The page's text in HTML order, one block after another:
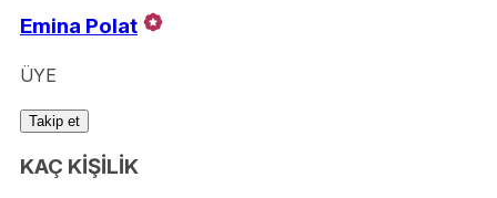
Emina Polat
ÜYE
Takip et
KAÇ KİŞİLİK